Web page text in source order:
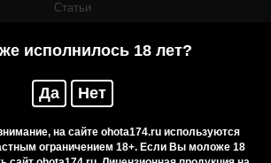
исполнилось 18 лет?
Да Нет
на сайте ohota174.ru используются
ограничением 18+. Если Вы моложе 18
Статьи
Резервирование
лицензионных товаров
Бренды